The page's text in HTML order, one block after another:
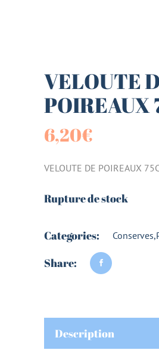
VELOUTE
POIREAUX
6,20€
VELOUTE DE POIREAUX
Rupture de stock
Categories: Conserves,
Share:
Description